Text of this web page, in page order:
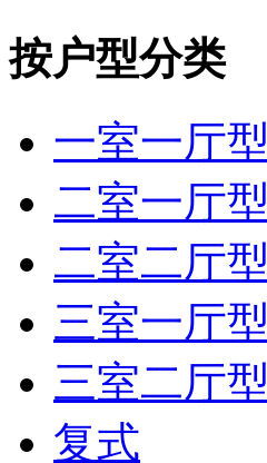
按户型分类
一室一厅型
二室一厅型
二室二厅型
三室一厅型
三室二厅型
复式